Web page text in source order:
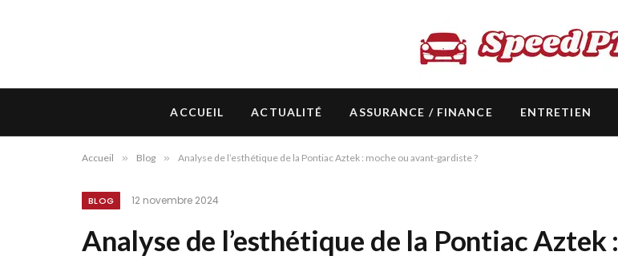
ACCUEIL ACTUALITÉ ASSURANCE / FINANCE ENTRETIEN
Accueil » Blog » Analyse de l’esthétique de la Pontiac Aztek : moche ou avant-gardiste ?
BLOG 12 novembre 2024
Analyse de l’esthétique de la Pontiac Aztek :